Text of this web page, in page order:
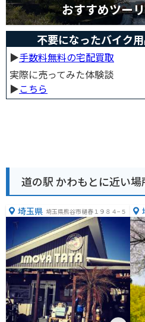
おすすめツー
不要になったバイク
▶︎手数料無料の宅配買取
実際に売ってみた体験談
▶︎こちら
道の駅 かわもとに近い場
埼玉県 埼玉県熊谷市樋春１９８４−５